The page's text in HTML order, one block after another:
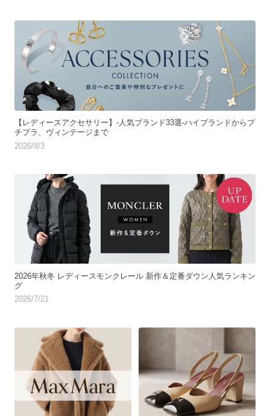
【レディースアクセサリー】-人気ブランド33選-ハイブランドからプ
チプラ、ヴィンテージまで
2026/8/3
2026年秋冬 レディースモンクレール 新作＆定番ダウン人気ランキン
グ
2026/7/21